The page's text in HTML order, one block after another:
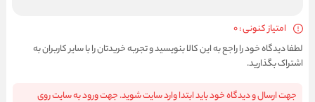
امتیاز کنونی : 0
لطفا دیدگاه خود را راجع به این کالا بنویسید و تجربه خریدتان را با سایر کاربران به
اشتراک بگذارید.
جهت ارسال و دیدگاه خود باید ابتدا وارد سایت شوید. جهت ورود به سایت روی